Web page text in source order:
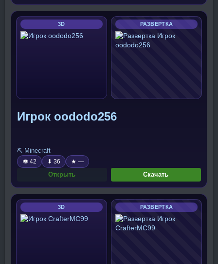
3D РАЗВЕРТКА
Игрок oododo256
⛏️ Minecraft
👁 42 ⬇ 36 ★ —
Открыть Скачать
3D РАЗВЕРТКА